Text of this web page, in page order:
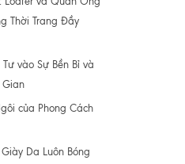
Thời Trang Đầy
vào Sự Bền Bỉ và
Gian
của Phong Cách
Da Luôn Bóng